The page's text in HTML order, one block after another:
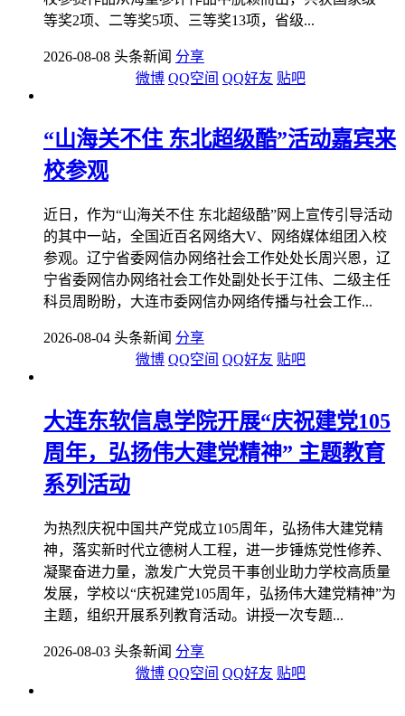
等奖2项、二等奖5项、三等奖13项，省级...
2026-08-08 头条新闻 分享
微博 QQ空间 QQ好友 贴吧
“山海关不住 东北超级酷”活动嘉宾来
校参观
近日，作为“山海关不住 东北超级酷”网上宣传引导活动
的其中一站，全国近百名网络大V、网络媒体组团入校
参观。辽宁省委网信办网络社会工作处处长周兴恩，辽
宁省委网信办网络社会工作处副处长于江伟、二级主任
科员周盼盼，大连市委网信办网络传播与社会工作...
2026-08-04 头条新闻 分享
微博 QQ空间 QQ好友 贴吧
大连东软信息学院开展“庆祝建党105
周年，弘扬伟大建党精神” 主题教育
系列活动
为热烈庆祝中国共产党成立105周年，弘扬伟大建党精
神，落实新时代立德树人工程，进一步锤炼党性修养、
凝聚奋进力量，激发广大党员干事创业助力学校高质量
发展，学校以“庆祝建党105周年，弘扬伟大建党精神”为
主题，组织开展系列教育活动。讲授一次专题...
2026-08-03 头条新闻 分享
微博 QQ空间 QQ好友 贴吧